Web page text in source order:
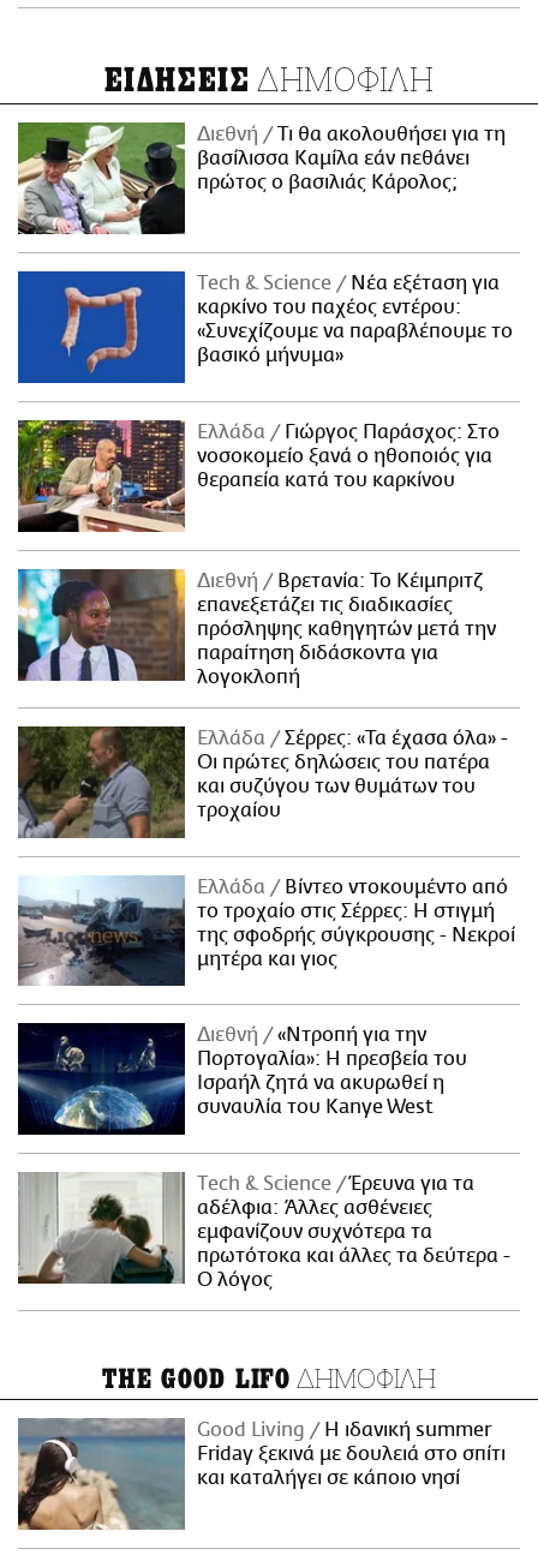
ΕΙΔΗΣΕΙΣ ΔΗΜΟΦΙΛΗ
Διεθνή
Τι θα ακολουθήσει για τη
βασίλισσα Καμίλα εάν πεθάνει
πρώτος ο βασιλιάς Κάρολος;
Τech & Science
Νέα εξέταση για
καρκίνο του παχέος εντέρου:
«Συνεχίζουμε να παραβλέπουμε το
βασικό μήνυμα»
Ελλάδα
Γιώργος Παράσχος: Στο
νοσοκομείο ξανά ο ηθοποιός για
θεραπεία κατά του καρκίνου
Διεθνή
Βρετανία: Το Κέιμπριτζ
επανεξετάζει τις διαδικασίες
πρόσληψης καθηγητών μετά την
παραίτηση διδάσκοντα για
λογοκλοπή
Ελλάδα
Σέρρες: «Τα έχασα όλα» -
Οι πρώτες δηλώσεις του πατέρα
και συζύγου των θυμάτων του
τροχαίου
Ελλάδα
Βίντεο ντοκουμέντο από
το τροχαίο στις Σέρρες: Η στιγμή
της σφοδρής σύγκρουσης - Νεκροί
μητέρα και γιος
Διεθνή
«Ντροπή για την
Πορτογαλία»: Η πρεσβεία του
Ισραήλ ζητά να ακυρωθεί η
συναυλία του Kanye West
Τech & Science
Έρευνα για τα
αδέλφια: Άλλες ασθένειες
εμφανίζουν συχνότερα τα
πρωτότοκα και άλλες τα δεύτερα -
Ο λόγος
THE GOOD LIFO ΔΗΜΟΦΙΛΗ
Good Living
Η ιδανική summer
Friday ξεκινά με δουλειά στο σπίτι
και καταλήγει σε κάποιο νησί